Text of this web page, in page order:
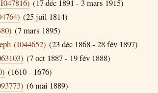
(17 déc 1891 - 3 mars 1915)
(25 juil 1814)
(7 mars 1895)
(I044652) (23 déc 1868 - 28 fév 1897)
(7 oct 1887 - 19 fév 1888)
(1610 - 1676)
(6 mai 1889)